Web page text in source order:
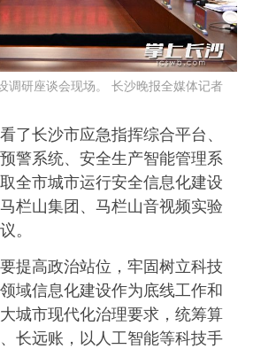
调研座谈会现场。 长沙晚报全媒体记者
了长沙市应急指挥综合平台、
警系统、安全生产智能管理系
全市城市运行安全信息化建设
栏山集团、马栏山音视频实验
。
提高政治站位，牢固树立科技
域信息化建设作为底线工作和
城市现代化治理要求，统筹算
长远账，以人工智能等科技手